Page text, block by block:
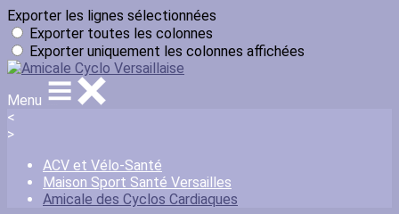
Exporter les lignes sélectionnées
Exporter toutes les colonnes
Exporter uniquement les colonnes affichées
Menu
<
>
ACV et Vélo-Santé
Maison Sport Santé Versailles
Amicale des Cyclos Cardiaques